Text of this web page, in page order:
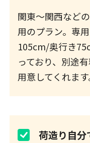
関東～関西など
用のプラン。専
105cm/奥行き
っており、別途
用意してくれます
荷造り自分